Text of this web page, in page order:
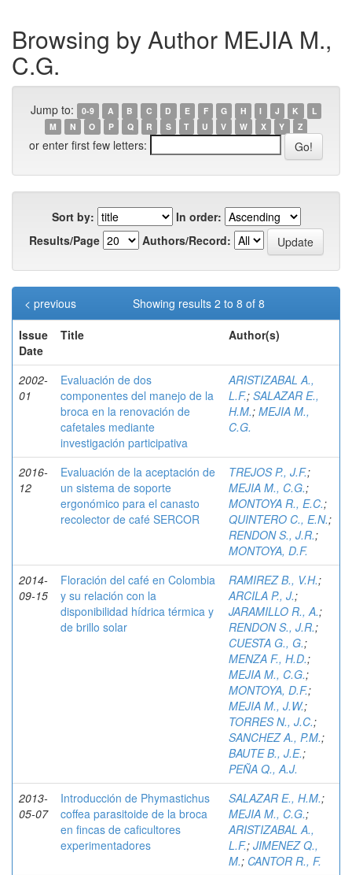
Browsing by Author MEJIA M.,
C.G.
Jump to: 0-9 A B C D E F G H I J K
L
M
N O P Q R S T U V W X Y Z
or enter first few letters:
Sort by:
In order:
Results/Page
Authors/Record:
Showing results 2 to 8 of 8
< previous
Issue
Date
Title Author(s)
2002-
01
Evaluación de dos
componentes del manejo de la
broca en la renovación de
cafetales mediante
investigación participativa
ARISTIZABAL A.,
L.F.; SALAZAR E.,
H.M.; MEJIA M.,
C.G.
2016-
12
Evaluación de la aceptación de
un sistema de soporte
ergonómico para el canasto
recolector de café SERCOR
TREJOS P., J.F.;
MEJIA M., C.G.;
MONTOYA R., E.C.;
QUINTERO C., E.N.;
RENDON S., J.R.;
MONTOYA, D.F.
2014-
09-15
Floración del café en Colombia
y su relación con la
disponibilidad hídrica térmica y
de brillo solar
RAMIREZ B., V.H.;
ARCILA P., J.;
JARAMILLO R., A.;
RENDON S., J.R.;
CUESTA G., G.;
MENZA F., H.D.;
MEJIA M., C.G.;
MONTOYA, D.F.;
MEJIA M., J.W.;
TORRES N., J.C.;
SANCHEZ A., P.M.;
BAUTE B., J.E.;
PEÑA Q., A.J.
2013-
05-07
Introducción de Phymastichus
coffea parasitoide de la broca
en fincas de caficultores
experimentadores
SALAZAR E., H.M.;
MEJIA M., C.G.;
ARISTIZABAL A.,
L.F.; JIMENEZ Q.,
M.; CANTOR R., F.